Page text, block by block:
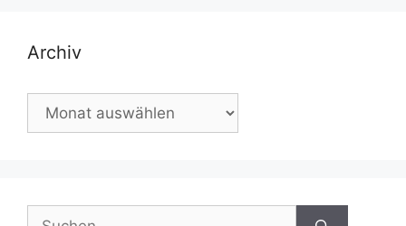
Archiv
Archiv
Suchen